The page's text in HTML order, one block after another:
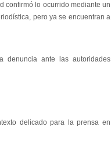
confirmó lo ocurrido mediante un
pero ya se encuentran a
denuncia ante las autoridades
delicado para la prensa en